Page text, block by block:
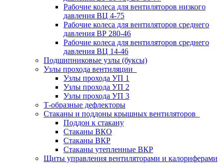
Рабочие колеса для вентиляторов низкого
давления ВЦ 4-75
Рабочие колеса для вентиляторов среднего
давления ВР 280-46
Рабочие колеса для вентиляторов среднего
давления ВЦ 14-46
Подшипниковые узлы (буксы)
Узлы прохода вентиляции
Узлы прохода УП 1
Узлы прохода УП 2
Узлы прохода УП 3
Т-образные дефлекторы
Стаканы и поддоны крышных вентиляторов
Поддон к стакану
Стаканы ВКО
Стаканы ВКР
Стаканы утепленные ВКР
Щиты управления вентиляторами и калориферами